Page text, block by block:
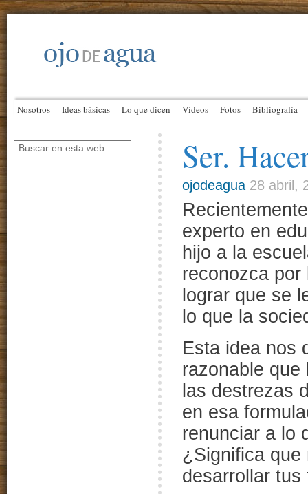
Nosotros Ideas básicas Lo que dicen Vídeos Fotos Bibliografía
Ser.
ojodeagua 28 abril,
experto en
hijo a la
reconozca
lograr que se
lo que la
Esta idea nos
razonable
las destrezas
en esa
renunciar a lo
¿Significa que
desarrollar